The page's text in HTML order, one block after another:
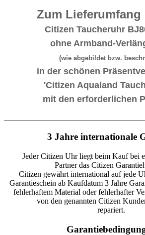
Zum Lieferumfang
Citizen Taucheruhr
ohne Armband-
(wie abgebildet bzw.
in der schönen
'Citizen Aqualand
mit den erforderlichen
3 Jahre internationale
Jeder Citizen Uhr liegt beim Kauf bei
Partner das Citizen
Citizen gewährt international auf jede
Garantieschein ab Kaufdatum 3 Jahre
fehlerhaftem Material oder fehlerhafter
von den genannten Citizen
repariert.